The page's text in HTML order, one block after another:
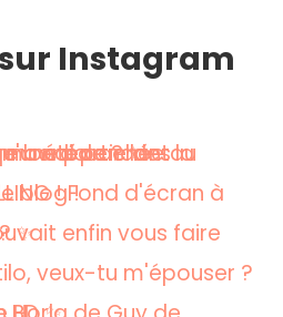
Instagram